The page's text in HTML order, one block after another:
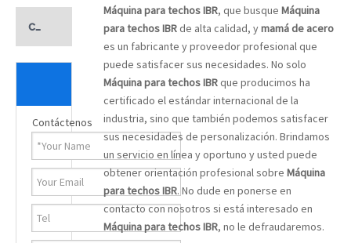
categoria de producto
Contáctenos
Máquina para techos IBR, que busque Máquina
para techos IBRde alta calidad, ymamá de acero
es un fabricante y proveedor profesional que
puede satisfacer sus necesidades. No solo
Máquina para techos IBRque producimos ha
certificado el estándar internacional de la
industria, sino que también podemos satisfacer
sus necesidades de personalización. Brindamos
un servicio en línea y oportuno y usted puede
obtener orientación profesional sobre Máquina
para techos IBR. No dude en ponerse en
contacto con nosotros si está interesado en
Máquina para techos IBR, no le defraudaremos.